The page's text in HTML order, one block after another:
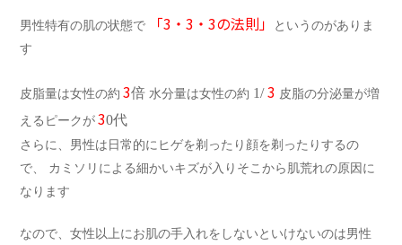
男性特有の肌の状態で 「3・3・3の法則」
というのがありま
す
皮脂量は女性の約 3倍 水分量は女性の約 1/3 皮脂の分泌量が増
えるピークが 30代
さらに、男性は日常的にヒゲを剃ったり顔を剃ったりするの
で、 カミソリによる細かいキズが入りそこから肌荒れの原因に
なります
なので、女性以上にお肌の手入れをしないといけないのは男性